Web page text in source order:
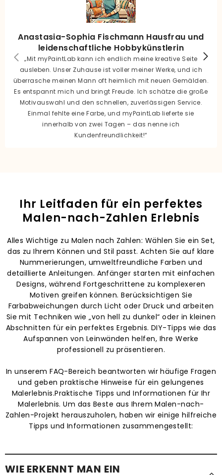
Anastasia-Sophia Fischmann Hausfrau und
leidenschaftliche Hobbykünstlerin
„Mit myPaintLab kann ich endlich meine kreative Seite
ausleben. Unser Zuhause ist voller meiner Werke, und ich
überrasche meinen Mann oft heimlich mit neuen Gemälden.
Es entspannt mich und bringt Freude. Ich schätze die große
Motivauswahl und den schnellen, zuverlässigen Service.
Einmal fehlte eine Farbe, und myPaintLab lieferte sie
innerhalb von zwei Tagen – das nenne ich
Kundenfreundlichkeit!“
Ihr Leitfaden für ein perfektes
Malen-nach-Zahlen Erlebnis
Alles Wichtige zu Malen nach Zahlen: Wählen Sie ein Set,
das zu Ihrem Können und Stil passt. Achten Sie auf klare
Nummerierungen, umweltfreundliche Farben und
detaillierte Anleitungen. Anfänger starten mit einfachen
Designs, während Fortgeschrittene zu komplexeren
Motiven greifen können. Berücksichtigen Sie
Farbabweichungen durch Licht oder Druck und arbeiten
Sie mit Techniken wie „von hell zu dunkel“ oder in kleinen
Abschnitten für ein perfektes Ergebnis. DIY-Tipps wie das
Aufspannen von Leinwänden helfen, Ihre Werke
professionell zu präsentieren.
In unserem FAQ-Bereich beantworten wir häufige Fragen
und geben praktische Hinweise für ein gelungenes
Malerlebnis.Praktische Tipps und Informationen für Ihr
Malerlebnis. Um das Beste aus Ihrem Malen-nach-
Zahlen-Projekt herauszuholen, haben wir einige hilfreiche
Tipps und Informationen zusammengestellt:
WIE ERKENNT MAN EIN